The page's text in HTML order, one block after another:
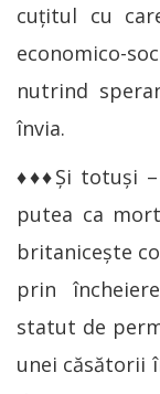
cuţitul cu
economico-
nutrind
învia.
♦♦♦Şi totuşi
putea ca
britaniceşte
prin
statut de
unei căsătorii